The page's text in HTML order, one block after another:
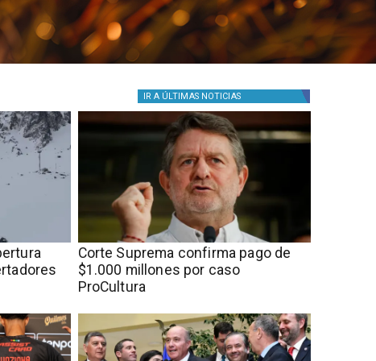
IR A ÚLTIMAS NOTICIAS
Corte Suprema confirma pago de
$1.000 millones por caso
ProCultura